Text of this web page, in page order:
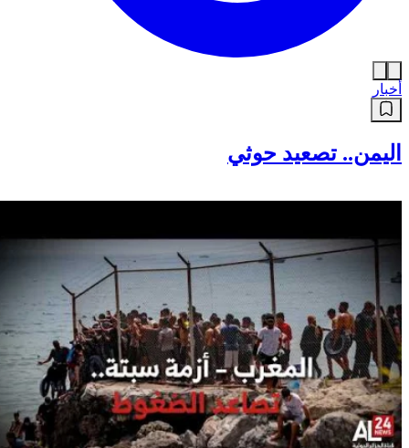
أخبار
اليمن.. تصعيد حوثي